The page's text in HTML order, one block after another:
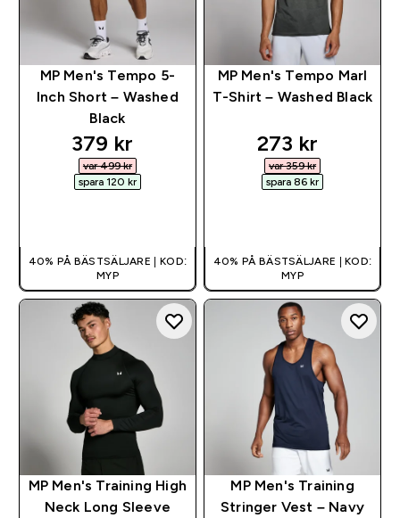
MP Men's Tempo 5-
Inch Short – Washed
Black
discounted price
379 kr‎
var 499 kr‎
spara 120 kr‎
40% PÅ BÄSTSÄLJARE | KOD:
MYP
MP Men's Tempo Marl
T-Shirt – Washed Black
discounted
273 kr‎
var 359 kr‎
spara 86 kr‎
40% PÅ BÄSTSÄLJARE | KOD:
MYP
MP Men's Training High
Neck Long Sleeve
MP Men's Training
Stringer Vest – Navy